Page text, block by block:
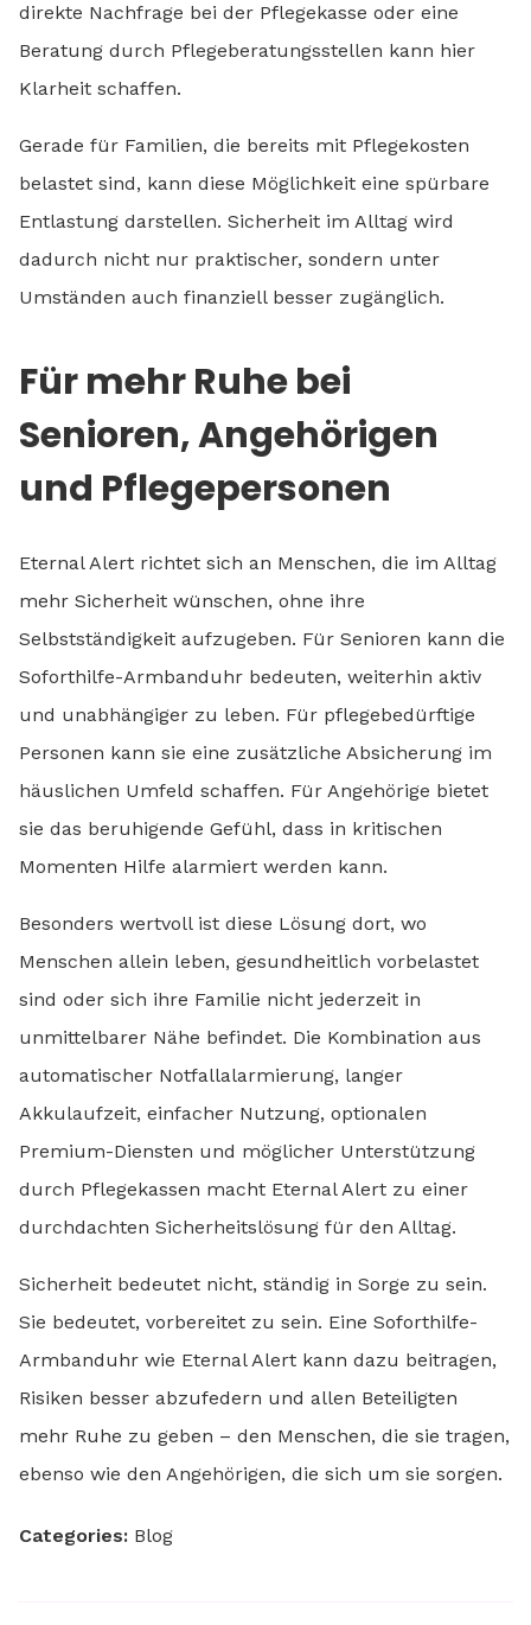
direkte Nachfrage bei der Pflegekasse oder eine
Beratung durch Pflegeberatungsstellen kann hier
Klarheit schaffen.
Gerade für Familien, die bereits mit Pflegekosten
belastet sind, kann diese Möglichkeit eine spürbare
Entlastung darstellen. Sicherheit im Alltag wird
dadurch nicht nur praktischer, sondern unter
Umständen auch finanziell besser zugänglich.
Für mehr Ruhe bei
Senioren, Angehörigen
und Pflegepersonen
Eternal Alert richtet sich an Menschen, die im Alltag
mehr Sicherheit wünschen, ohne ihre
Selbstständigkeit aufzugeben. Für Senioren kann die
Soforthilfe-Armbanduhr bedeuten, weiterhin aktiv
und unabhängiger zu leben. Für pflegebedürftige
Personen kann sie eine zusätzliche Absicherung im
häuslichen Umfeld schaffen. Für Angehörige bietet
sie das beruhigende Gefühl, dass in kritischen
Momenten Hilfe alarmiert werden kann.
Besonders wertvoll ist diese Lösung dort, wo
Menschen allein leben, gesundheitlich vorbelastet
sind oder sich ihre Familie nicht jederzeit in
unmittelbarer Nähe befindet. Die Kombination aus
automatischer Notfallalarmierung, langer
Akkulaufzeit, einfacher Nutzung, optionalen
Premium-Diensten und möglicher Unterstützung
durch Pflegekassen macht Eternal Alert zu einer
durchdachten Sicherheitslösung für den Alltag.
Sicherheit bedeutet nicht, ständig in Sorge zu sein.
Sie bedeutet, vorbereitet zu sein. Eine Soforthilfe-
Armbanduhr wie Eternal Alert kann dazu beitragen,
Risiken besser abzufedern und allen Beteiligten
mehr Ruhe zu geben – den Menschen, die sie tragen,
ebenso wie den Angehörigen, die sich um sie sorgen.
Categories: Blog